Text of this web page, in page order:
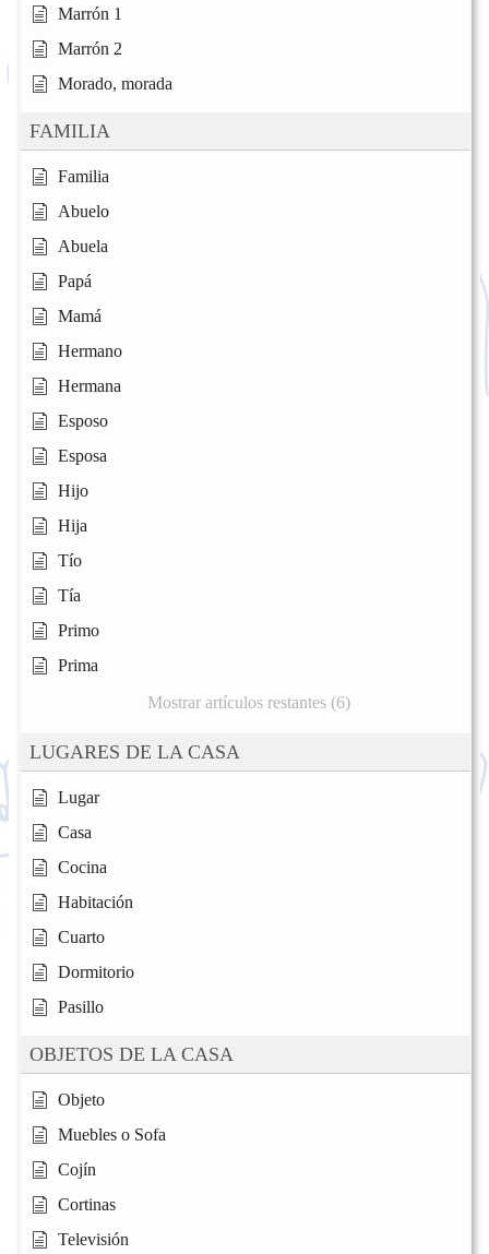
Marrón 1
Marrón 2
Morado, morada
FAMILIA
Familia
Abuelo
Abuela
Papá
Mamá
Hermano
Hermana
Esposo
Esposa
Hijo
Hija
Tío
Tía
Primo
Prima
Mostrar artículos restantes (6)
LUGARES DE LA CASA
Lugar
Casa
Cocina
Habitación
Cuarto
Dormitorio
Pasillo
OBJETOS DE LA CASA
Objeto
Muebles o Sofa
Cojín
Cortinas
Televisión